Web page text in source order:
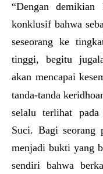
“Dengan demikian
konklusif bahwa
seseorang ke
tinggi, begitu
akan mencapai
tanda-tanda
selalu terlihat
Suci. Bagi seorang
menjadi bukti yang
sendiri bahwa